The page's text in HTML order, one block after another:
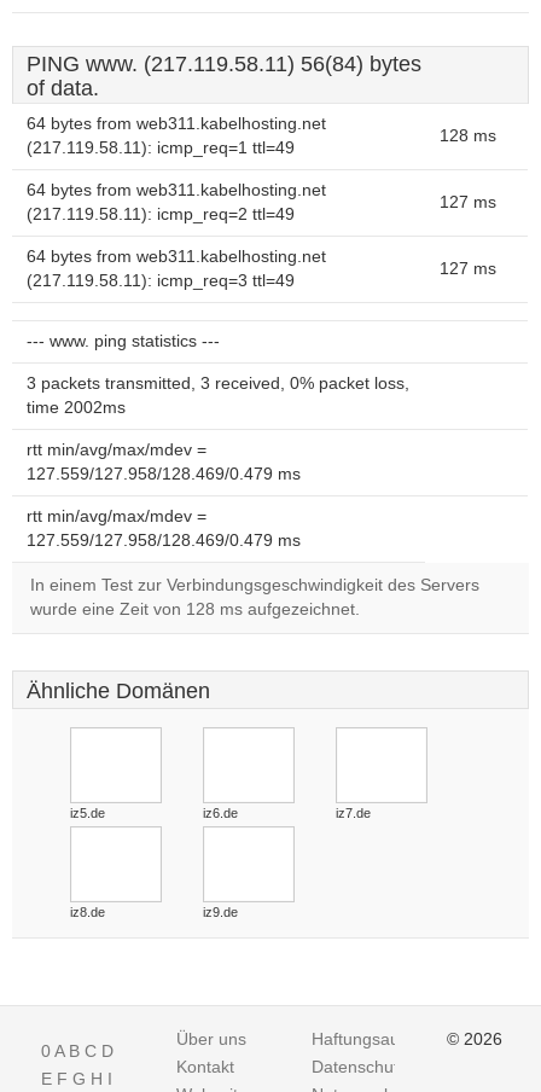
PING www. (217.119.58.11) 56(84) bytes
of data.
64 bytes from web311.kabelhosting.net
(217.119.58.11): icmp_req=1 ttl=49
128 ms
64 bytes from web311.kabelhosting.net
(217.119.58.11): icmp_req=2 ttl=49
127 ms
64 bytes from web311.kabelhosting.net
(217.119.58.11): icmp_req=3 ttl=49
127 ms
--- www. ping statistics ---
3 packets transmitted, 3 received, 0% packet loss,
time 2002ms
rtt min/avg/max/mdev =
127.559/127.958/128.469/0.479 ms
rtt min/avg/max/mdev =
127.559/127.958/128.469/0.479 ms
In einem Test zur Verbindungsgeschwindigkeit des Servers
wurde eine Zeit von 128 ms aufgezeichnet.
Ähnliche Domänen
iz5.de iz6.de iz7.de
iz8.de iz9.de
0A B C D
E F G H I
Über uns
Kontakt
Haftungsausschluss
Datenschutz
© 2026